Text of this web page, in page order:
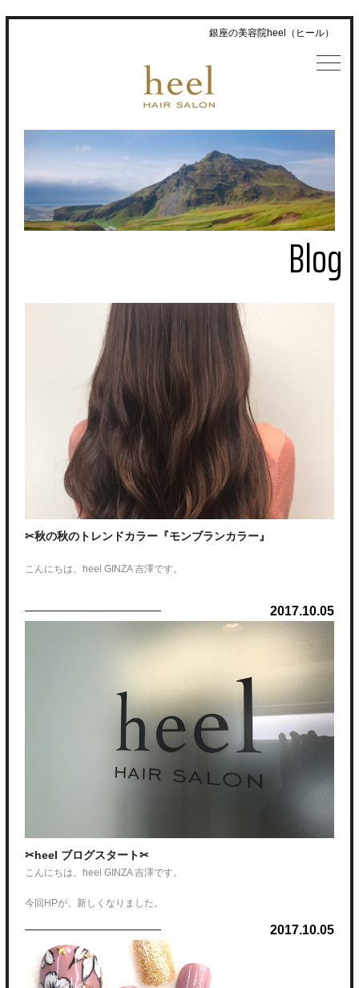
銀座の美容院heel（ヒール）
Blog
✂秋の秋のトレンドカラー『モンブランカラー』
こんにちは、heel GINZA 吉澤です。
とっこな感じになります。
特徴としては、
「艶」
2017.10.05
✂heel ブログスタート✂
こんにちは、heel GINZA 吉澤です。
今回HPが、新しくなりました。
今後お店での、出来事など髪の毛について投稿させて頂きます。2017.10.05